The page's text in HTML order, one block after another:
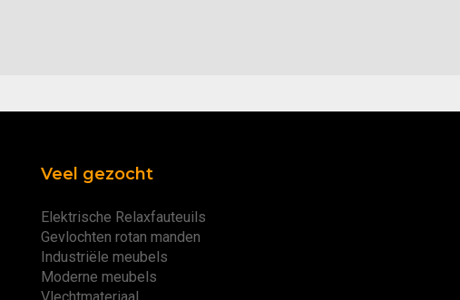
Veel gezocht
Elektrische Relaxfauteuils
Gevlochten rotan manden
Industriële meubels
Moderne meubels
Vlechtmateriaal